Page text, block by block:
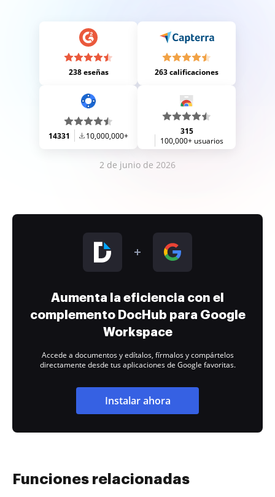
238 eseñas 263 calificaciones
14331 10,000,000+
315
100,000+ usuarios
2 de junio de 2026
Aumenta la eficiencia con el
complemento DocHub para Google
Workspace
Accede a documentos y edítalos, fírmalos y compártelos
directamente desde tus aplicaciones de Google favoritas.
Instalar ahora
Funciones relacionadas